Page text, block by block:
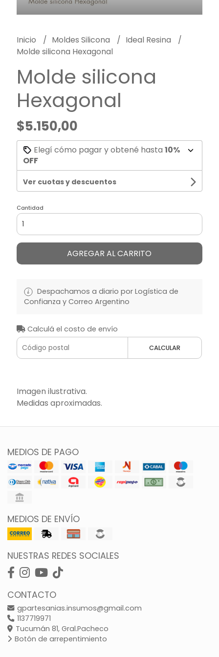
Inicio Moldes Silicona
Ideal Resina
Molde silicona Hexagonal
Molde silicona
Hexagonal
$5.150,00
Elegí cómo pagar y obtené hasta 10%
OFF
Ver cuotas y descuentos
Cantidad
AGREGAR AL CARRITO
Despachamos a diario por Logística de
Confianza y Correo Argentino
Calculá el costo de envío
CALCULAR
Imagen ilustrativa.
Medidas aproximadas.
MEDIOS DE PAGO
MEDIOS DE ENVÍO
NUESTRAS REDES SOCIALES
CONTACTO
gpartesanias.insumos@gmail.com
1137719971
Tucumán 81, Gral.Pacheco
Botón de arrepentimiento